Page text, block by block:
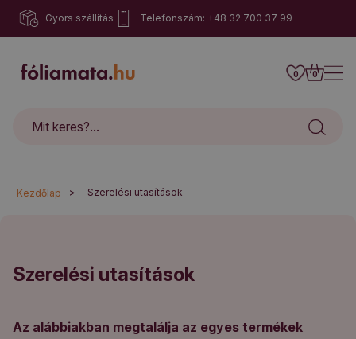
Gyors szállítás Telefonszám: +48 32 700 37 99
0 0
Kezdőlap > Szerelési utasítások
Szerelési utasítások
Az alábbiakban megtalálja az egyes termékek